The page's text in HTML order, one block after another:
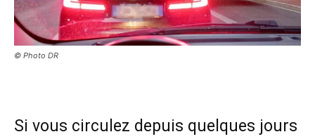
© Photo DR
Si vous circulez depuis quelques jours